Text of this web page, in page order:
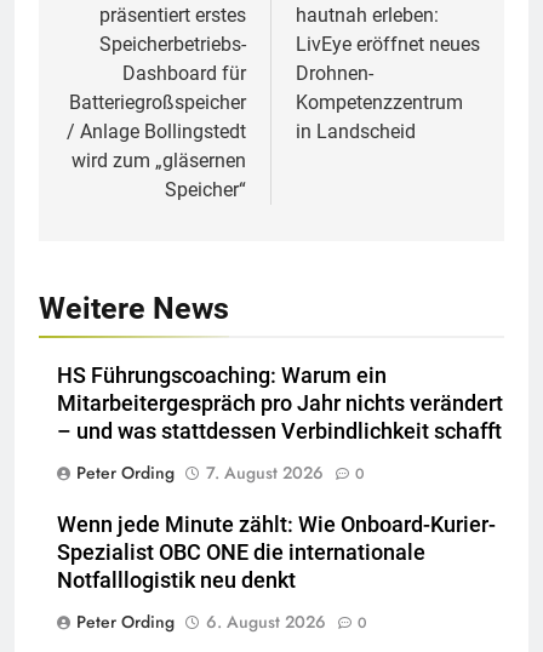
präsentiert erstes
Speicherbetriebs-
Dashboard für
Batteriegroßspeicher
/ Anlage Bollingstedt
wird zum „gläsernen
Speicher“
hautnah erleben:
LivEye eröffnet neues
Drohnen-
Kompetenzzentrum
in Landscheid
Weitere News
HS Führungscoaching: Warum ein
Mitarbeitergespräch pro Jahr nichts verändert
– und was stattdessen Verbindlichkeit schafft
Peter Ording
7. August 2026 0
Wenn jede Minute zählt: Wie Onboard-Kurier-
Spezialist OBC ONE die internationale
Notfalllogistik neu denkt
Peter Ording
6. August 2026 0